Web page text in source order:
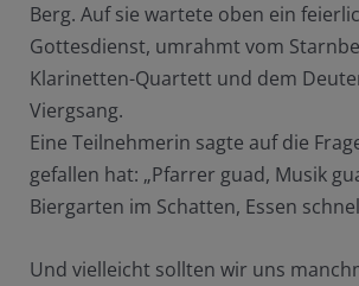
Berg. Auf sie wartete oben ein
Gottesdienst, umrahmt vom
Klarinetten-Quartett und dem
Viergsang.
Eine Teilnehmerin sagte auf die
gefallen hat: „Pfarrer guad, Musik
Biergarten im Schatten, Essen
Und vielleicht sollten wir uns